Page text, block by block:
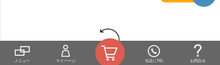
返品について
メニュー マイページ 当店にTEL お問合せ